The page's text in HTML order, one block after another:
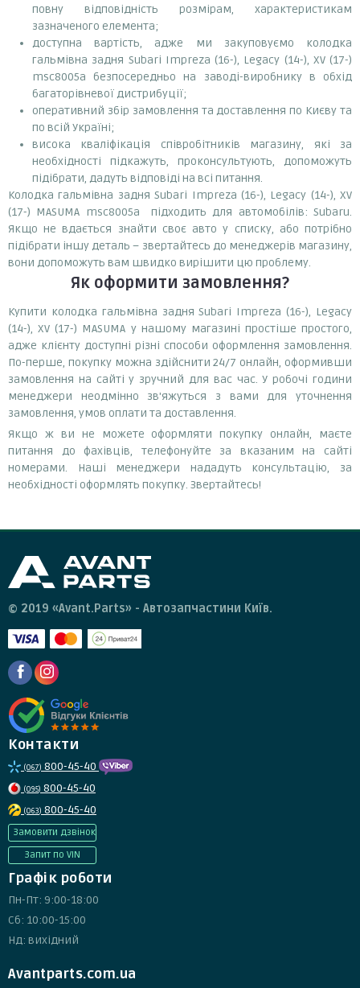
повну відповідність розмірам, характеристикам
зазначеного елемента;
доступна вартість, адже ми закуповуємо колодка
гальмівна задня Subari Impreza (16-), Legacy (14-), XV (17-)
msc8005a безпосередньо на заводі-виробнику в обхід
багаторівневої дистрибуції;
оперативний збір замовлення та доставлення по Києву та
по всій Україні;
висока кваліфікація співробітників магазину, які за
необхідності підкажуть, проконсультують, допоможуть
підібрати, дадуть відповіді на всі питання.
Колодка гальмівна задня Subari Impreza (16-), Legacy (14-), XV
(17-) MASUMA msc8005a підходить для автомобілів: Subaru.
Якщо не вдається знайти своє авто у списку, або потрібно
підібрати іншу деталь – звертайтесь до менеджерів магазину,
вони допоможуть вам швидко вирішити цю проблему.
Як оформити замовлення?
Купити колодка гальмівна задня Subari Impreza (16-), Legacy
(14-), XV (17-) MASUMA у нашому магазині простіше простого,
адже клієнту доступні різні способи оформлення замовлення.
По-перше, покупку можна здійснити 24/7 онлайн, оформивши
замовлення на сайті у зручний для вас час. У робочі години
менеджери неодмінно зв'яжуться з вами для уточнення
замовлення, умов оплати та доставлення.
Якщо ж ви не можете оформляти покупку онлайн, маєте
питання до фахівців, телефонуйте за вказаним на сайті
номерами. Наші менеджери нададуть консультацію, за
необхідності оформлять покупку. Звертайтесь!
© 2019 «Avant.Parts» - Автозапчастини Київ.
Контакти
(067) 800-45-40
(095) 800-45-40
(063) 800-45-40
Замовити дзвінок
Запит по VIN
Графік роботи
Пн-Пт: 9:00-18:00
Сб: 10:00-15:00
Нд: вихідний
Avantparts.com.ua